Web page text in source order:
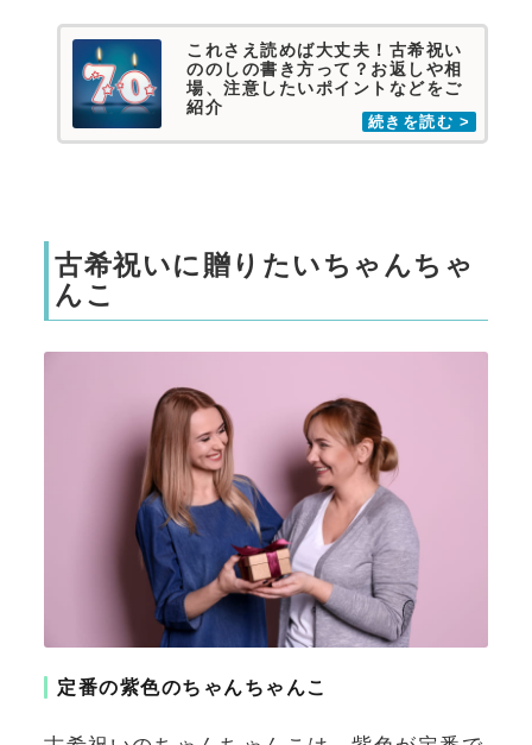
これさえ読めば大丈夫！古希祝い
ののしの書き方って？お返しや相
場、注意したいポイントなどをご
紹介
古希祝いに贈りたいちゃんちゃ
んこ
定番の紫色のちゃんちゃんこ